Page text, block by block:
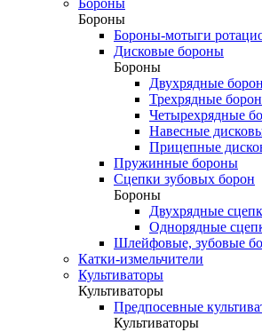
Бороны
Бороны
Бороны-мотыги
Дисковые бороны
Бороны
Двухрядные
Трехрядные
Четырехрядные
Навесные
Прицепные
Пружинные бороны
Сцепки зубовых борон
Бороны
Двухрядные
Однорядные
Шлейфовые, зубовые
Катки-измельчители
Культиваторы
Культиваторы
Предпосевные
Культиваторы